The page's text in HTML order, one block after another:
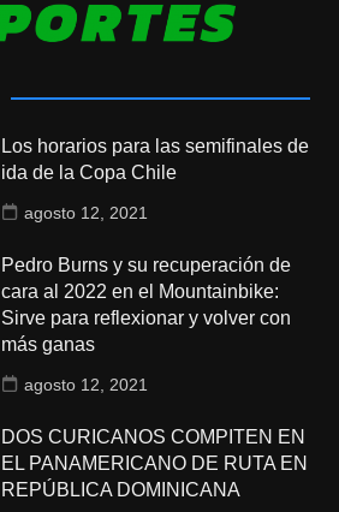
Los horarios para las semifinales de
ida de la Copa Chile
agosto 12, 2021
Pedro Burns y su recuperación de
cara al 2022 en el Mountainbike:
Sirve para reflexionar y volver con
más ganas
agosto 12, 2021
DOS CURICANOS COMPITEN EN
EL PANAMERICANO DE RUTA EN
REPÚBLICA DOMINICANA